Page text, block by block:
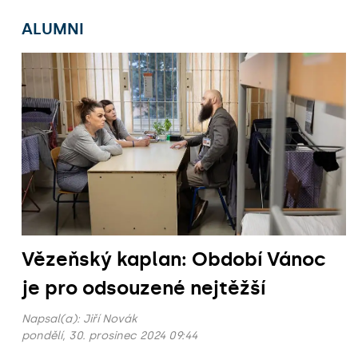
ALUMNI
Vězeňský kaplan: Období Vánoc
je pro odsouzené nejtěžší
Napsal(a): Jiří Novák
pondělí, 30. prosinec 2024 09:44